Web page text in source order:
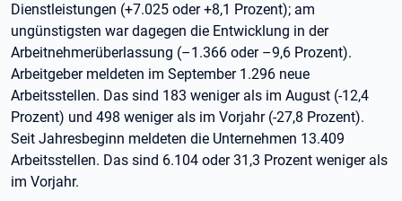
Dienstleistungen (+7.025 oder +8,1 Prozent); am
ungünstigsten war dagegen die Entwicklung in der
Arbeitnehmerüberlassung (–1.366 oder –9,6 Prozent).
Arbeitgeber meldeten im September 1.296 neue
Arbeitsstellen. Das sind 183 weniger als im August (-12,4
Prozent) und 498 weniger als im Vorjahr (-27,8 Prozent).
Seit Jahresbeginn meldeten die Unternehmen 13.409
Arbeitsstellen. Das sind 6.104 oder 31,3 Prozent weniger als
im Vorjahr.